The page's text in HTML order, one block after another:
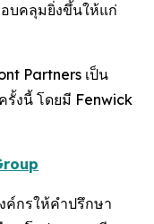
บคลุมยิ่งขึ้นให้แก่
Partners เป็น
รั้งนี้ โดยมี Fenwick
ค์กรให้คำปรึกษา